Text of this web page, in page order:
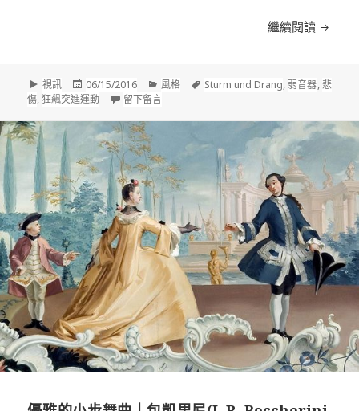
繼續閱讀 在狂
格
式
視訊
發
佈
06/15/2016
分
類
風格
標
Sturm und Drang, 弱音器,悲
傷,狂飆突進運動 留下留言在 在狂飆突進運動下傾注的情感｜海頓第四